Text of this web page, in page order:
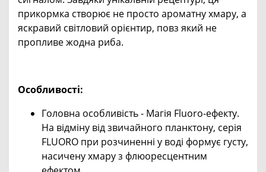
прикормка створює не просто ароматну хмару, а
яскравий світловий орієнтир, повз який не
пропливе жодна риба.
Особливості:
Головна особливість - Магія Fluoro-ефекту.
На відміну від звичайного планктону, серія
FLUORO при розчиненні у воді формує густу,
насичену хмару з флюоресцентним